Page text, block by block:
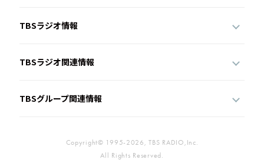
TBSラジオ情報
TBSラジオ関連情報
TBSグループ関連情報
Copyright© 1995-2026, TBS RADIO,Inc.
All Rights Reserved.